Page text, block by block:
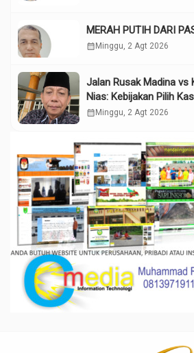
MERAH PUTIH DARI
calendar_month Minggu, 2 Agt 2026
Jalan Rusak Madina vs
Nias: Kebijakan Pilih
calendar_month Minggu, 2 Agt 2026